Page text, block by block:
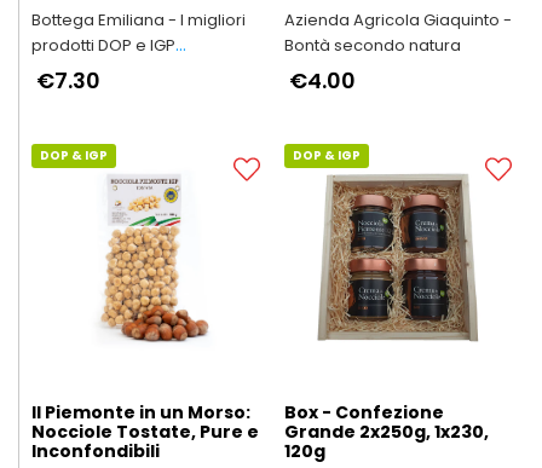
Bottega Emiliana - I migliori
prodotti DOP e IGP
dell'Emilia-Romagna
€7.30
Azienda Agricola Giaquinto -
Bontà secondo natura
€4.00
DOP & IGP
Il Piemonte in un Morso:
Nocciole Tostate, Pure e
Inconfondibili
DOP & IGP
Box - Confezione
Grande 2x250g, 1x230,
120g